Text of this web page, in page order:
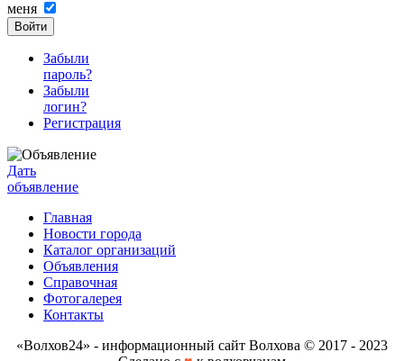
меня
Войти
Забыли
пароль?
Забыли
логин?
Регистрация
Дать
объявление
Главная
Новости города
Каталог организаций
Объявления
Справочная
Фотогалерея
Контакты
«Волхов24» - информационный сайт Волхова © 2017 - 2023